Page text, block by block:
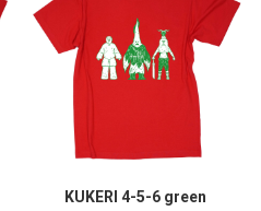
KUKERI 4-5-6 green